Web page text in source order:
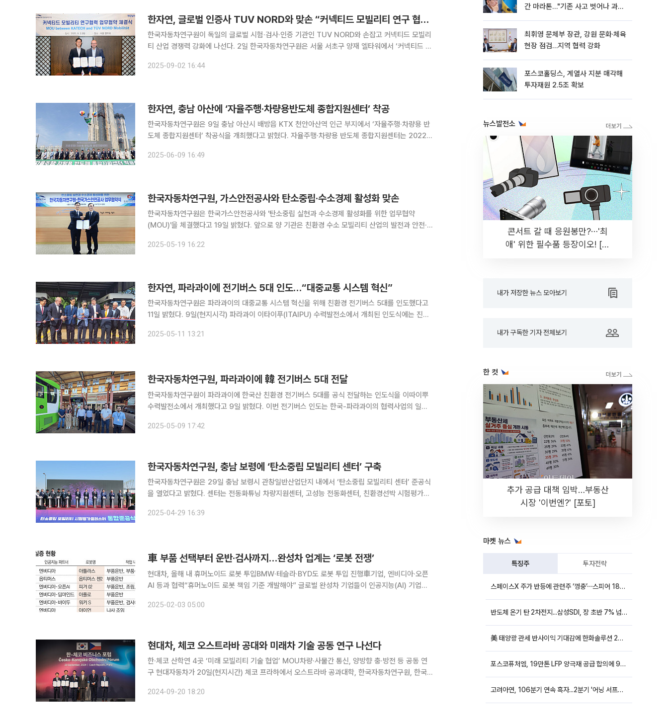
한자연, 글로벌 인증사 TUV NORD와 맞손 “커넥티드 모빌리티 연구 협력”
한국자동차연구원이 독일의 글로벌 시험·검사·인증 기관인 TUV NORD와 손잡고 커넥티드 모빌리
티 산업 경쟁력 강화에 나선다. 2일 한국자동차연구원은 서울 서초구 양재 엘타워에서 ‘커넥티드 모
설립된 글로벌 대표 시험·검사·인증기관이다. 해당 기관은 15
2025-09-02 16:44
한자연, 충남 아산에 ‘자율주행·차량용반도체 종합지원센터’ 착공
한국자동차연구원은 9일 충남 아산시 배방읍 KTX 천안아산역 인근 부지에서 ‘자율주행·차량용 반
도체 종합지원센터’ 착공식을 개최했다고 밝혔다. 자율주행·차량용 반도체 종합지원센터는 2022년
행차 및 차량용 반도체의 안전·신뢰성 시험·평가 전주기 지원과 미래
2025-06-09 16:49
한국자동차연구원, 가스안전공사와 탄소중립·수소경제 활성화 맞손
한국자동차연구원은 한국가스안전공사와 '탄소중립 실현과 수소경제 활성화를 위한 업무협약
(MOU)'을 체결했다고 19일 밝혔다. 앞으로 양 기관은 친환경 수소 모빌리티 산업의 발전과 안전·신
2025-05-19 16:22
한자연, 파라과이에 전기버스 5대 인도…“대중교통 시스템 혁신”
한국자동차연구원은 파라과이의 대중교통 시스템 혁신을 위해 친환경 전기버스 5대를 인도했다고
11일 밝혔다. 9일(현지시각) 파라과이 이타이푸(ITAIPU) 수력발전소에서 개최된 인도식에는 진종
2025-05-11 13:21
한국자동차연구원, 파라과이에 韓 전기버스 5대 전달
한국자동차연구원이 파라과이에 한국산 친환경 전기버스 5대를 공식 전달하는 인도식을 이따이뿌
수력발전소에서 개최했다고 9일 밝혔다. 이번 전기버스 인도는 한국-파라과이의 협력사업의 일환
해 12월 전기버스 5대를 파라과이에 운송했으며, 전기버스 운행을 위한 충전기
2025-05-09 17:42
한국자동차연구원, 충남 보령에 ‘탄소중립 모빌리티 센터’ 구축
한국자동차연구원은 29일 충남 보령시 관창일반산업단지 내에서 ‘탄소중립 모빌리티 센터’ 준공식
을 열었다고 밝혔다. 센터는 전동화튜닝 차량지원센터, 고성능 전동화센터, 친환경선박 시험평가센
망이다.
2025-04-29 16:39
車 부품 선택부터 운반·검사까지…완성차 업계는 ‘로봇 전쟁’
현대차, 올해 내 휴머노이드 로봇 투입BMW·테슬라·BYD도 로봇 투입 진행車기업, 엔비디아·오픈
AI 등과 협력“휴머노이드 로봇 책임 기준 개발해야” 글로벌 완성차 기업들이 인공지능(AI) 기업들
용하고 있다. 특히 휴머노이드 로봇 기술 발전이 향후 자율주
2025-02-03 05:00
현대차, 체코 오스트라바 공대와 미래차 기술 공동 연구 나선다
한·체코 산학연 4곳 ‘미래 모빌리티 기술 협업’ MOU차량·사물간 통신, 양방향 충·방전 등 공동 연
구 현대자동차가 20일(현지시간) 체코 프라하에서 오스트라바 공과대학, 한국자동차연구원, 한국산
현대차 전략기획실 부사장, 바츨라프 스나셀 오스트라바 공대
2024-09-20 18:20
간 마라톤…"기존 사고 벗어나 과감
최휘영 문체부 장관, 강원 문화·체육
현장 점검…지역 협력 강화
포스코홀딩스, 계열사 지분 매각해
투자재원 2.5조 확보
뉴스발전소
콘서트 갈 때 응원봉만?⋯'최
애' 위한 필수품 등장이오! [솔
내가 저장한 뉴스 모아보기
내가 구독한 기자 전체보기
한 컷
추가 공급 대책 임박…부동산
시장 '이번엔?' [포토]
마켓 뉴스
특징주 투자전략
스페이스X 주가 반등에 관련주 ‘껑충’⋯스피어 18%ㆍ에이치브이엠 12%↑
반도체 온기 탄 2차전지...삼성SDI, 장 초반 7% 넘게 껑충
美 태양광 관세 반사이익 기대감에 한화솔루션 20%대·OCI홀딩스 14%대 급등
포스코퓨처엠, 19만톤 LFP 양극재 공급 합의에 9%대 강세
고려아연, 106분기 연속 흑자...2분기 '어닝 서프라이즈'에 장 초반 12%대 강세